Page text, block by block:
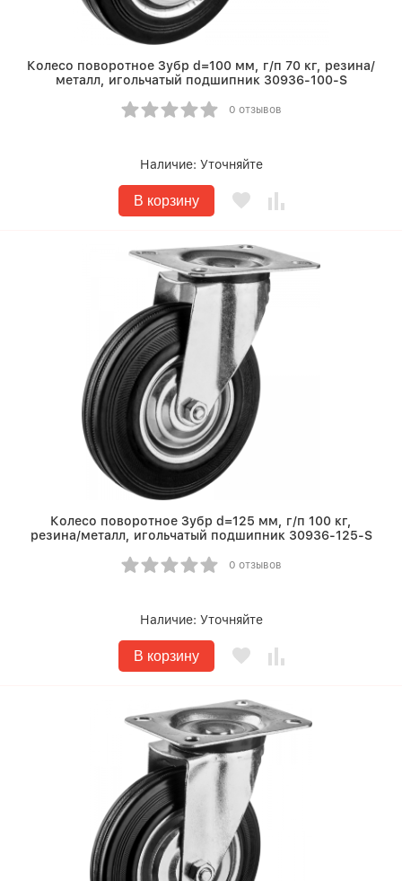
Колесо поворотное Зубр d=100 мм, г/п 70 кг, резина/
металл, игольчатый подшипник 30936-100-S
0 отзывов
Наличие: Уточняйте
В корзину
Колесо поворотное Зубр d=125 мм, г/п 100 кг,
резина/металл, игольчатый подшипник 30936-125-S
0 отзывов
Наличие: Уточняйте
В корзину